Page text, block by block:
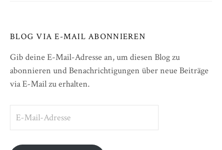
BLOG VIA E-MAIL ABONNIEREN
Gib deine E-Mail-Adresse an, um diesen Blog zu
abonnieren und Benachrichtigungen über neue Beiträge
via E-Mail zu erhalten.